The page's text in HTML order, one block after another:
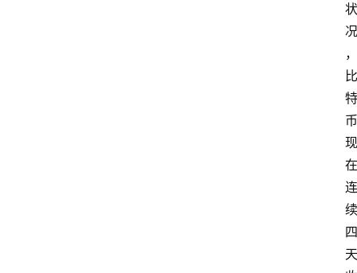
状
况
，
比
特
币
现
在
连
续
四
天